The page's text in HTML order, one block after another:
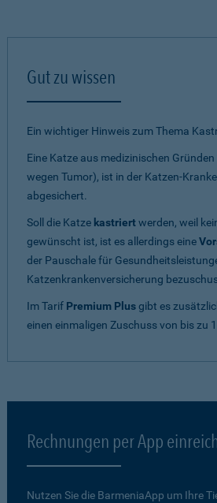
Gut zu wissen
Ein wichtiger Hinweis zum Thema
Eine Katze aus medizinischen
wegen Tumor), ist in der Katzen-
abgesichert.
Soll die Katze kastriertwerden, weil
gewünscht ist, ist es allerdings eine
der Pauschale für
Katzenkrankenversicherung
Im Tarif Premium Plusgibt es
einen einmaligen Zuschuss von bis zu
Rechnungen per App
Nutzen Sie die BarmeniaApp um Ihre